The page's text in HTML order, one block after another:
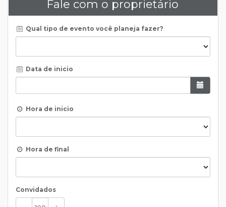
Fale com o proprietário
Qual tipo de evento você planeja fazer?
Data de inicio
Hora de inicio
Hora de final
Convidados